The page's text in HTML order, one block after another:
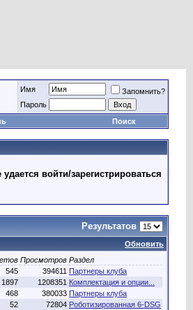
Имя
Запомнить?
Пароль
Поиск
войти/зарегистрироваться
Результатов
Обновить
Просмотров Раздел
545 394611 Партнеры клуба
1897 1208351 Комплектация и опции...
468 380033 Партнеры клуба
52 72804 Роботизированная 6-DSG